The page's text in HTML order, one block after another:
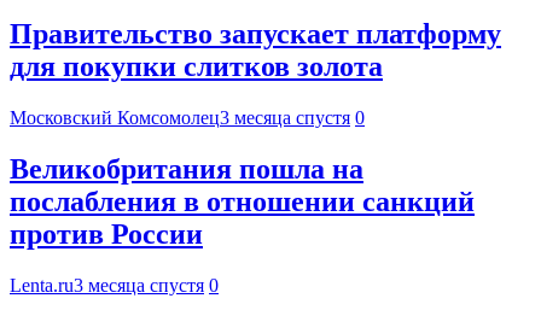
Правительство запускает платформу
для покупки слитков золота
Московский Комсомолец3 месяца спустя 0
Великобритания пошла на
послабления в отношении санкций
против России
Lenta.ru3 месяца спустя 0